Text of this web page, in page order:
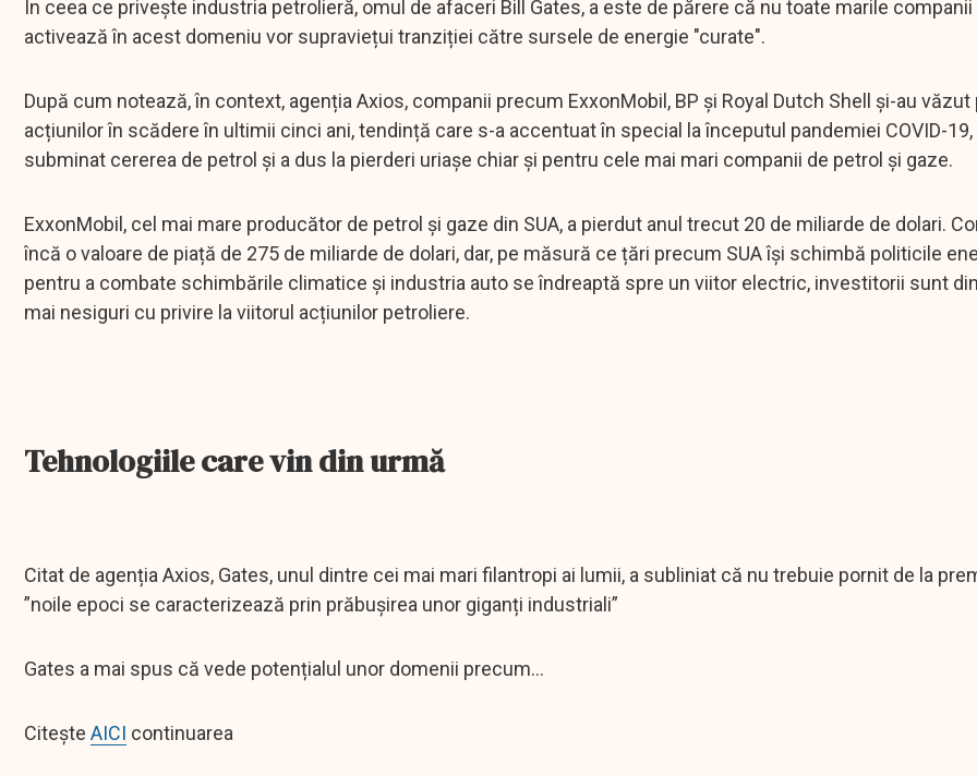
În ceea ce privește industria petrolieră, omul de afaceri Bill Gates, a este de părere că nu toate marile companii
activează în acest domeniu vor supraviețui tranziției către sursele de energie "curate".
După cum notează, în context, agenția Axios, companii precum ExxonMobil, BP și Royal Dutch Shell și-au văzut
acțiunilor în scădere în ultimii cinci ani, tendință care s-a accentuat în special la începutul pandemiei COVID-19,
subminat cererea de petrol și a dus la pierderi uriașe chiar și pentru cele mai mari companii de petrol și gaze.
ExxonMobil, cel mai mare producător de petrol și gaze din SUA, a pierdut anul trecut 20 de miliarde de dolari.
încă o valoare de piață de 275 de miliarde de dolari, dar, pe măsură ce țări precum SUA își schimbă politicile
pentru a combate schimbările climatice și industria auto se îndreaptă spre un viitor electric, investitorii sunt
mai nesiguri cu privire la viitorul acțiunilor petroliere.
Tehnologiile care vin din urmă
Citat de agenția Axios, Gates, unul dintre cei mai mari filantropi ai lumii, a subliniat că nu trebuie pornit de la
”noile epoci se caracterizează prin prăbușirea unor giganți industriali”
Gates a mai spus că vede potențialul unor domenii precum...
Citește AICI continuarea